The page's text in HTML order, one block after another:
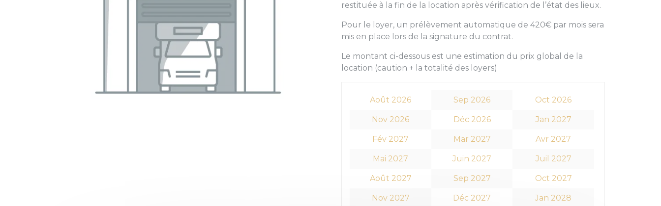
restituée à la fin de la location après vérification de l’état des lieux.
Pour le loyer, un prélèvement automatique de 420€ par mois sera
mis en place lors de la signature du contrat.
Le montant ci-dessous est une estimation du prix global de la
location (caution + la totalité des loyers)
Août 2026 Sep 2026 Oct 2026
Nov 2026 Déc 2026 Jan 2027
Fév 2027 Mar 2027 Avr 2027
Mai 2027 Juin 2027 Juil 2027
Août 2027 Sep 2027 Oct 2027
Nov 2027 Déc 2027 Jan 2028